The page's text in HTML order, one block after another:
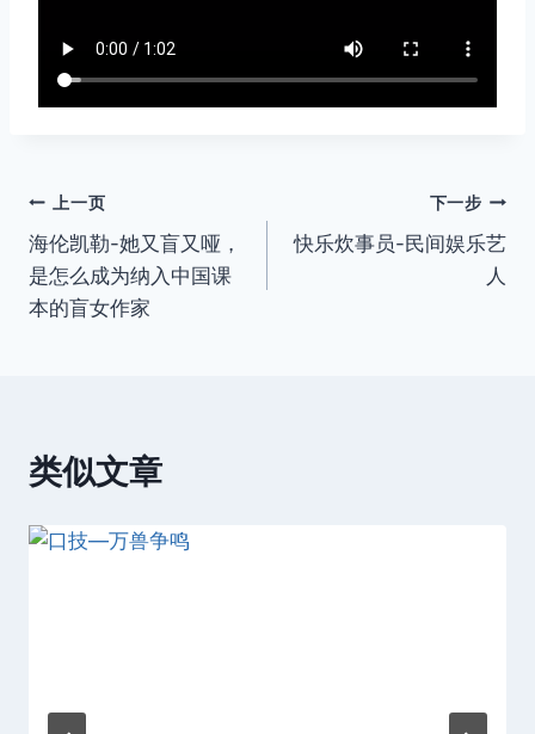
文
章
导
上一页
海伦凯勒-她又盲又哑，
是怎么成为纳入中国课
本的盲女作家
下一步
快乐炊事员-民间娱乐艺
人
类似文章